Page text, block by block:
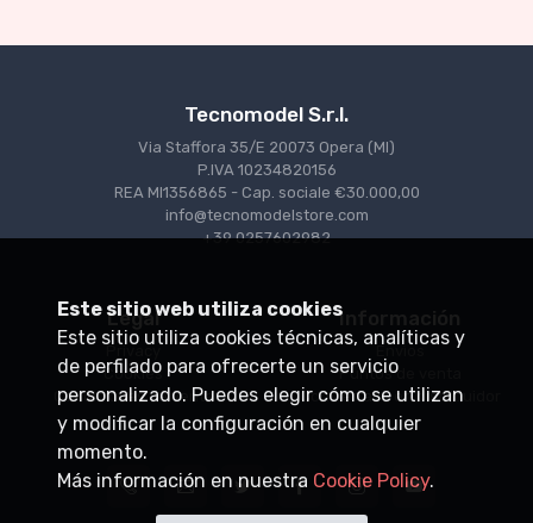
Tecnomodel S.r.l.
Via Staffora 35/E 20073 Opera (MI)
P.IVA 10234820156
REA MI1356865 - Cap. sociale €30.000,00
info@tecnomodelstore.com
+39 0257602982
Legal
Cookies
Condiciones de venta
Información
Puntos de venta
Conviértase en distribuidor
Este sitio web utiliza cookies
Este sitio utiliza cookies técnicas, analíticas y
de perfilado para ofrecerte un servicio
personalizado. Puedes elegir cómo se utilizan
y modificar la configuración en cualquier
momento.
Más información en nuestra Cookie Policy.